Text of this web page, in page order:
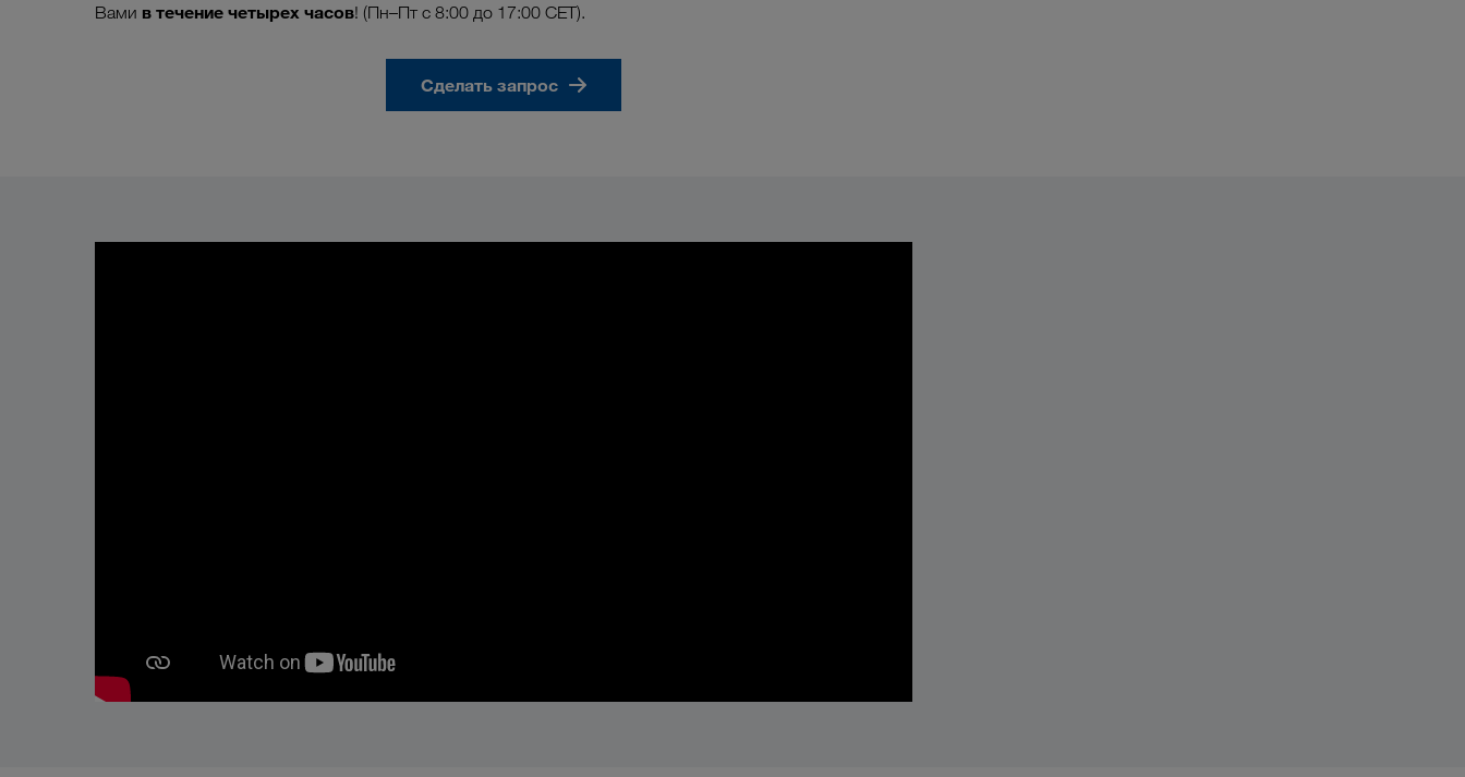
Вами в течение четырех часов! (Пн–Пт с 8:00 до 17:00 CET).
Сделать запрос